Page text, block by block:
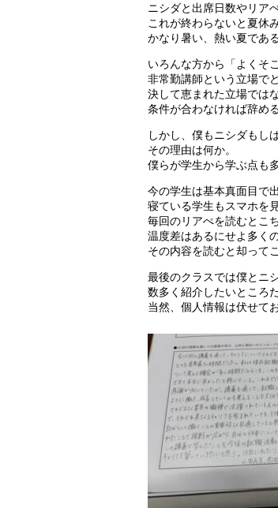
ニシダと出席日数やリア
これが終わらないと夏休
かなり暑い、熱い夏である
いろんな方から「よくそ
非常勤講師という立場で
決して恵まれた立場ではな
条件が合わなければ辞め
しかし、僕もニシダもし
その理由は何か。
僕らが学生から学ぶ点も
今の学生は基本真面目で
寝ている学生もスマホを
毎回のリアぺを読むとこ
温度差はあるにせよ多く
その内容を読むと却って
最後のクラスでは僕とニ
数多く紹介したいところ
当然、個人情報は伏せて